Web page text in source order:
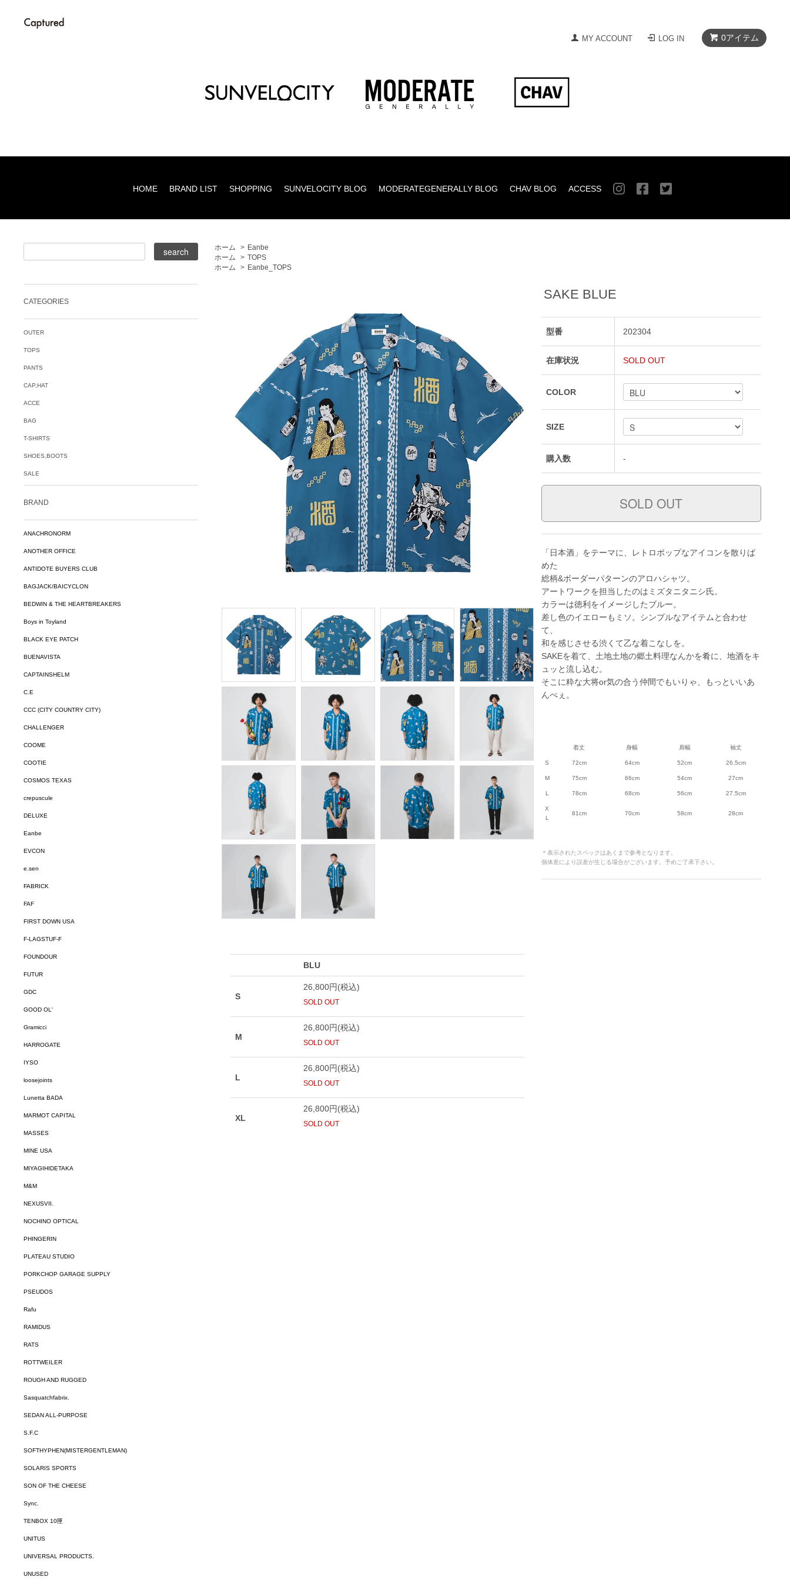
0アイテム
MY ACCOUNT LOG IN
HOME BRAND LIST SHOPPING SUNVELOCITY BLOG MODERATEGENERALLY BLOG CHAV BLOG ACCESS
ホーム > Eanbe
ホーム
> TOPS
ホーム
> Eanbe_TOPS
SAKE BLUE
型番 202304
在庫状況 SOLD OUT
COLOR
SIZE
購入数 -
「日本酒」をテーマに、レトロポップなアイコンを散りば
めた
総柄&ボーダーパターンのアロハシャツ。
アートワークを担当したのはミズタニタニシ氏。
カラーは徳利をイメージしたブルー。
差し色のイエローもミソ。シンプルなアイテムと合わせ
て、
和を感じさせる渋くて乙な着こなしを。
SAKEを着て、土地土地の郷土料理なんかを肴に、地酒をキ
ュッと流し込む。
そこに粋な大将or気の合う仲間でもいりゃ、もっといいあ
んべぇ。
着丈 身幅 肩幅 袖丈
S 72cm 64cm 52cm 26.5cm
M 75cm 66cm 54cm 27cm
L 78cm 68cm 56cm 27.5cm
X
L
81cm 70cm 58cm 28cm
＊表示されたスペックはあくまで参考となります。
個体差により誤差が生じる場合がございます。予めご了承下さい。
CATEGORIES
OUTER
TOPS
PANTS
CAP,HAT
ACCE
BAG
T-SHIRTS
SHOES,BOOTS
SALE
BRAND
ANACHRONORM
ANOTHER OFFICE
ANTIDOTE BUYERS CLUB
BAGJACK/BAICYCLON
BEDWIN & THE HEARTBREAKERS
Boys in Toyland
BLACK EYE PATCH
BUENAVISTA
CAPTAINSHELM
C.E
CCC (CITY COUNTRY CITY)
CHALLENGER
COOME
COOTIE
COSMOS TEXAS
crepuscule
DELUXE
Eanbe
EVCON
e.sen
FABRICK
FAF
FIRST DOWN USA
F-LAGSTUF-F
FOUNDOUR
FUTUR
GDC
GOOD OL'
Gramicci
HARROGATE
IYSO
loosejoints
Lunetta BADA
MARMOT CAPITAL
MASSES
MINE USA
MIYAGIHIDETAKA
M&M
NEXUSVII.
NOCHINO OPTICAL
PHINGERIN
PLATEAU STUDIO
PORKCHOP GARAGE SUPPLY
PSEUDOS
Rafu
RAMIDUS
RATS
ROTTWEILER
ROUGH AND RUGGED
Sasquatchfabrix.
SEDAN ALL-PURPOSE
S.F.C
SOFTHYPHEN(MISTERGENTLEMAN)
SOLARIS SPORTS
SON OF THE CHEESE
Sync.
TENBOX 10匣
UNITUS
UNIVERSAL PRODUCTS.
UNUSED